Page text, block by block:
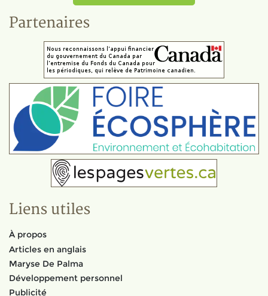
Partenaires
Liens utiles
À propos
Articles en anglais
Maryse De Palma
Développement personnel
Publicité